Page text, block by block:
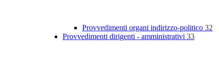
Provvedimenti organi indirizzo-politico 32
Provvedimenti dirigenti - amministrativi 33